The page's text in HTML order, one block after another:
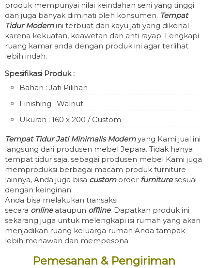
produk mempunyai nilai keindahan seni yang tinggi
dan juga banyak diminati oleh konsumen. Tempat
Tidur Modernini terbuat dari kayu jati yang dikenal
karena kekuatan, keawetan dan anti rayap. Lengkapi
ruang kamar anda dengan produk ini agar terlihat
lebih indah.
Spesifikasi Produk :
Bahan : Jati Pilihan
Finishing : Walnut
Ukuran : 160 x 200 / Custom
Tempat Tidur Jati Minimalis Modernyang Kami jual ini
langsung dari produsen mebel Jepara. Tidak hanya
tempat tidur saja, sebagai produsen mebel Kami juga
memproduksi berbagai macam produk furniture
lainnya, Anda juga bisa customorder furnituresesuai
dengan keinginan.
Anda bisa melakukan transaksi
secara onlineataupun offline. Dapatkan produk ini
sekarang juga untuk melengkapi isi rumah yang akan
menjadikan ruang keluarga rumah Anda tampak
lebih menawan dan mempesona.
Pemesanan & Pengiriman